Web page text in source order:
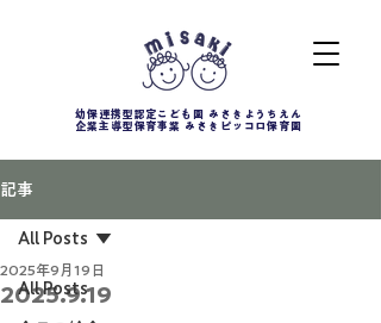
幼保連携型認定こども園 みさきようちえん
企業主導型保育事業 みさきピッコロ保育園
記事
All Posts
All Posts
2025.9.19
2025年9月19日